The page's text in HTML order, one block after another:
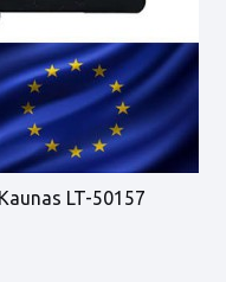
LT-50157